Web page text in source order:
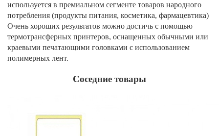
используется в премиальном сегменте товаров народного
потребления (продукты питания, косметика, фармацевтика)
Очень хороших результатов можно достичь с помощью
термотрансферных принтеров, оснащенных обычными или
краевыми печатающими головками с использованием
полимерных лент.
Соседние товары